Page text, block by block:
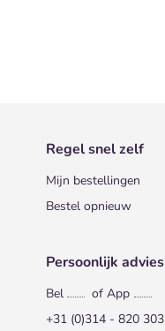
Regel snel zelf
Mijn bestellingen
Bestel opnieuw
Persoonlijk advies
Bel
of App
+31 (0)314 - 820 303